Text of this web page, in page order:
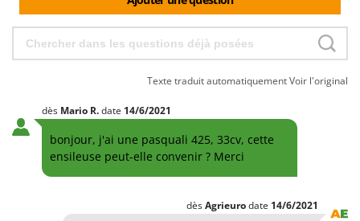
Texte traduit automatiquementVoir l'original
dès Mario R.date 14/6/2021
bonjour, j'ai une pasquali 425, 33cv, cette
ensileuse peut-elle convenir ? Merci
dèsAgrieurodate 14/6/2021